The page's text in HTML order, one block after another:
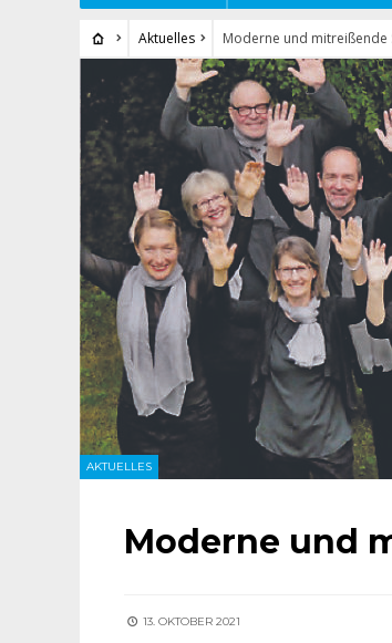
Aktuelles Moderne und mitreißende
AKTUELLES
Moderne und
13. OKTOBER 2021